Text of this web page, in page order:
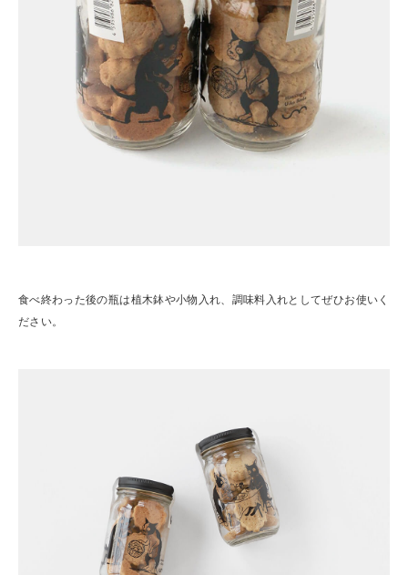
食べ終わった後の瓶は植木鉢や小物入れ、調味料入れとしてぜひお使いく
ださい。